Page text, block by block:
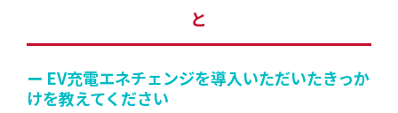
と
ー EV充電エネチェンジを導入いただいたきっか
けを教えてください